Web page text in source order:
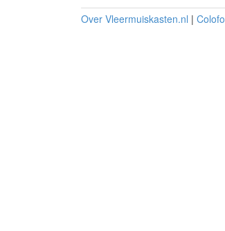
Over Vleermuiskasten.nl |